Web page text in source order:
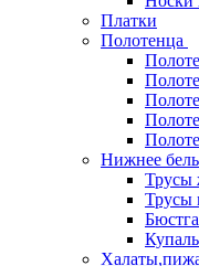
Платки
Полотенца
Нижнее
Трусы
Трусы